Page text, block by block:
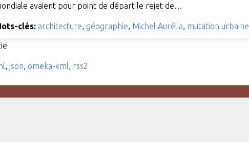
avaient pour point de départ le rejet de…
clés: architecture géographie Michel Aurélia mutation urbaine
json omeka-xml rss2